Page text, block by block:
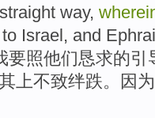
straight way,
to Israel, and
要照他们恳求的引
上不致绊跌。
因为